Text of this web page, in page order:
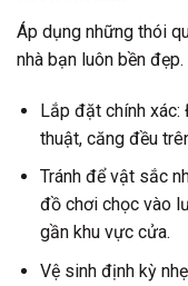
Áp dụng những thói
nhà bạn luôn bền đẹp.
Lắp đặt chính
thuật, căng đều
Tránh để vật sắc
đồ chơi chọc vào
gần khu vực cửa.
Vệ sinh định kỳ